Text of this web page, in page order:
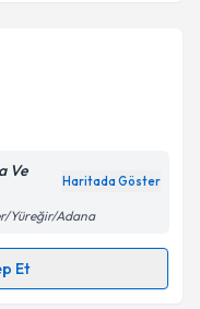
takvimi talebi
almanız için bir
bilgilendireceğiz.
ilişkinAydınlatma
belirtilen
ediyorum.
Ve
Haritada Göster
Yüreğir/Adana
Et